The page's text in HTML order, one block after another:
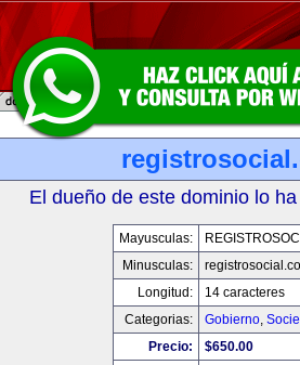
El dueño de este dominio lo
Mayusculas:
Minusculas:
Longitud:
14 caracteres
Categorias:
Gobierno,
Precio:
$650.00